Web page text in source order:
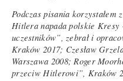
Podczas pisania korzystałem
Hitlera napada polskie
uczestników”, zebrał i
Kraków 2017; Czesław
Warszawa 2008; Roger
przeciw Hitlerowi”, Kraków